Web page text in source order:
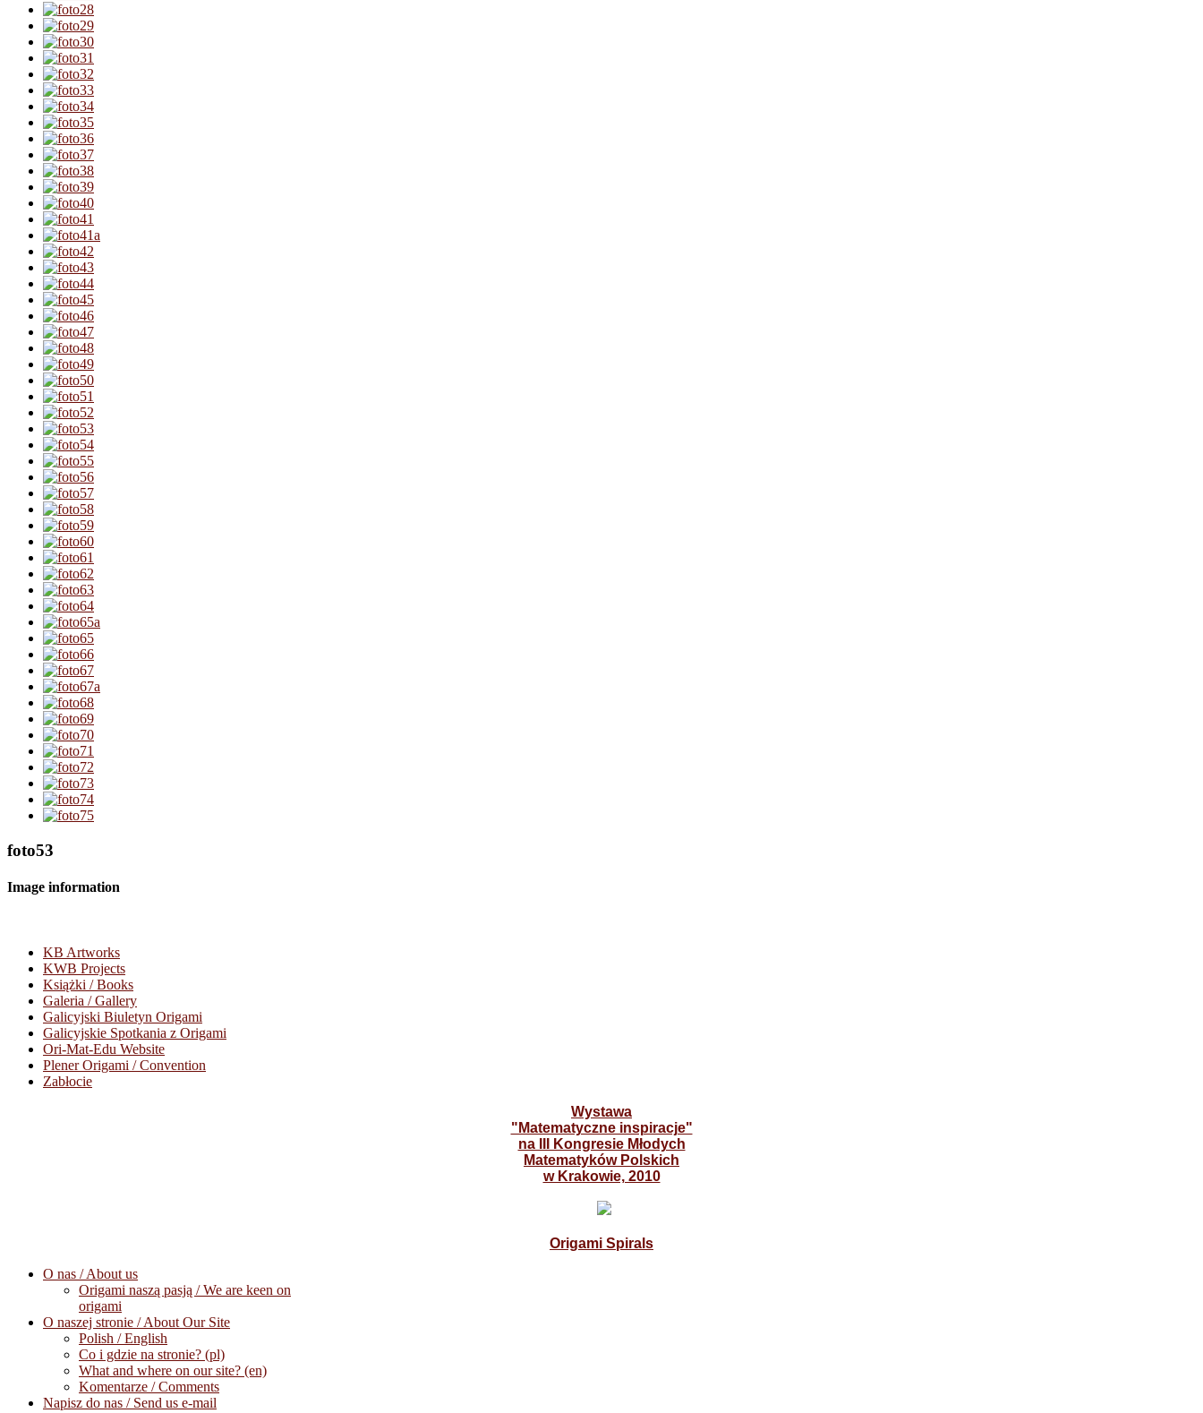
foto53
Image information
KB Artworks
KWB Projects
Książki / Books
Galeria / Gallery
Galicyjski Biuletyn Origami
Galicyjskie Spotkania z Origami
Ori-Mat-Edu Website
Plener Origami / Convention
Zabłocie
Wystawa
"Matematyczne inspiracje"
na III Kongresie Młodych
Matematyków Polskich
w Krakowie, 2010
Origami Spirals
O nas / About us
Origami naszą pasją / We are keen on
origami
O naszej stronie / About Our Site
Polish / English
Co i gdzie na stronie? (pl)
What and where on our site? (en)
Komentarze / Comments
Napisz do nas / Send us e-mail